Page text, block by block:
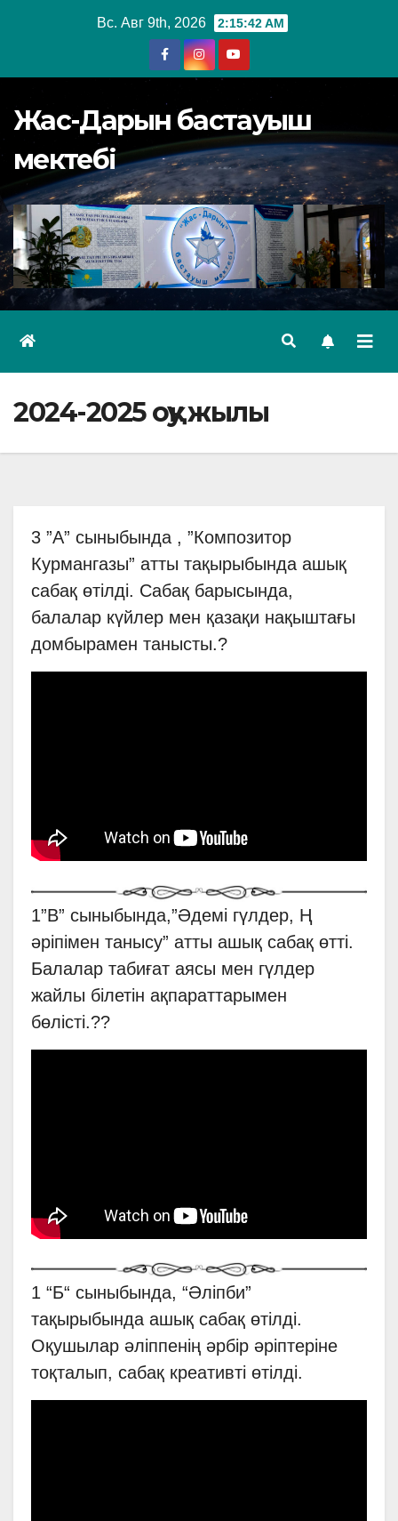
Вс. Авг 9th, 2026 2:15:43 AM
Жас-Дарын бастауыш
мектебі
2024-2025 оқу жылы
3 ”А” сыныбында , ”Композитор
Курмангазы” атты тақырыбында ашық
сабақ өтілді. Сабақ барысында,
балалар күйлер мен қазақи нақыштағы
домбырамен танысты.?
1”В” сыныбында,”Әдемі гүлдер, Ң
әріпімен танысу” атты ашық сабақ өтті.
Балалар табиғат аясы мен гүлдер
жайлы білетін ақпараттарымен
бөлісті.??
1 “Б“ сыныбында, “Әліпби”
тақырыбында ашық сабақ өтілді.
Оқушылар әліппенің әрбір әріптеріне
тоқталып, сабақ креативті өтілді.